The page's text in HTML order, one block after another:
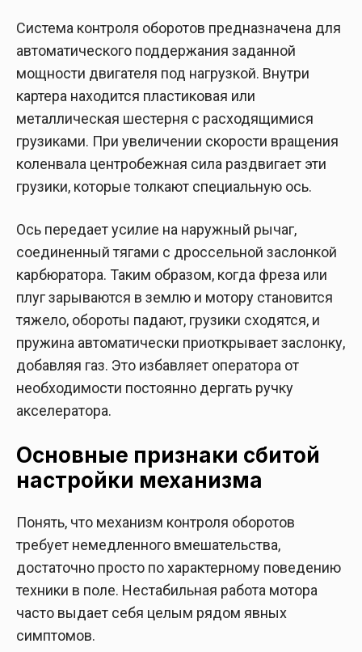
Система контроля оборотов предназначена для
автоматического поддержания заданной
мощности двигателя под нагрузкой. Внутри
картера находится пластиковая или
металлическая шестерня с расходящимися
грузиками. При увеличении скорости вращения
коленвала центробежная сила раздвигает эти
грузики, которые толкают специальную ось.
Ось передает усилие на наружный рычаг,
соединенный тягами с дроссельной заслонкой
карбюратора. Таким образом, когда фреза или
плуг зарываются в землю и мотору становится
тяжело, обороты падают, грузики сходятся, и
пружина автоматически приоткрывает заслонку,
добавляя газ. Это избавляет оператора от
необходимости постоянно дергать ручку
акселератора.
Основные признаки сбитой
настройки механизма
Понять, что механизм контроля оборотов
требует немедленного вмешательства,
достаточно просто по характерному поведению
техники в поле. Нестабильная работа мотора
часто выдает себя целым рядом явных
симптомов.